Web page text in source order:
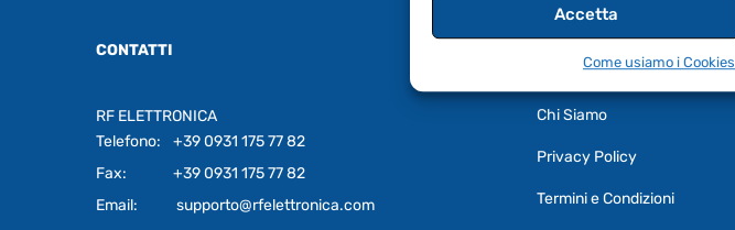
Accetta
Come usiamo i Cookies
CONTATTI
RF ELETTRONICA
Telefono:
+39 0931 175 77 82
Fax:
+39 0931 175 77 82
Email:
supporto@rfelettronica.com
Chi Siamo
Privacy Policy
Termini e Condizioni